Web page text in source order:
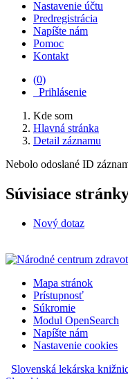
Nastavenie účtu
Predregistrácia
Napíšte nám
Pomoc
Kontakt
(0)
Prihlásenie
Kde som
Hlavná stránka
Detail záznamu
Nebolo odoslané ID
Súvisiace
Nový dotaz
Mapa stránok
Prístupnosť
Súkromie
Modul OpenSearch
Napíšte nám
Nastavenie cookies
Slovenská lekárska